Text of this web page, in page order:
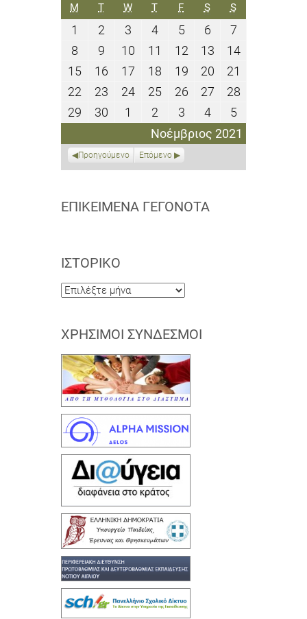
Νοέμβριος 2021
M ΔΕΥΤΈΡΑ
TΤΡΊΤΗ
WΤΕΤΆΡΤΗ
TΠΈΜΠΤΗ
FΠΑΡΑΣΚΕΥΉ
SΣΆΒΒΑΤΟ
SΚΥΡΙΑΚΉ
1
Νοεμβρίου
2021
2
Νοεμβρίου
2021
3
Νοεμβρίου
2021
44
Νοεμβρίου
2021
55
Νοεμβρίου
2021
66
Νοεμβρίου
2021
77
Νοεμβρίου
2021
8
Νοεμβρίου
2021
9
Νοεμβρίου
2021
10
Νοεμβρίου
2021
11
Νοεμβρίου
2021
1212
Νοεμβρίου
2021
1313
Νοεμβρίου
2021
1414
1515
Νοεμβρίου
2021
16
Νοεμβρίου
2021
17
Νοεμβρίου
2021
18
Νοεμβρίου
2021
1919
Νοεμβρίου
2021
2020
Νοεμβρίου
2021
21
Νοεμβρίου
2021
22
Νοεμβρίου
2021
23
Νοεμβρίου
2021
2424
Νοεμβρίου
2021
2525
Νοεμβρίου
2021
2626
Νοεμβρίου
2021
2727
Νοεμβρίου
2021
2828
2021
29
Νοεμβρίου
30
Νοεμβρίου
1
Δεκεμβρίου
2021
2
Δεκεμβρίου
2021
33
Δεκεμβρίου
2021
44
Δεκεμβρίου
2021
55
Δεκεμβρίου
2021
Προηγούμενο Επόμενο
ΕΠΙΚΕΊΜΕΝΑ ΓΕΓΟΝΌΤΑ
ΙΣΤΟΡΙΚΌ
Ιστορικό
ΧΡΉΣΙΜΟΙ ΣΎΝΔΕΣΜΟΙ